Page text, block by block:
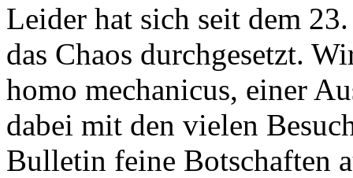
Leider hat sich seit dem
das Chaos durchgesetzt.
homo mechanicus, einer
dabei mit den vielen
Bulletin feine Botschaften